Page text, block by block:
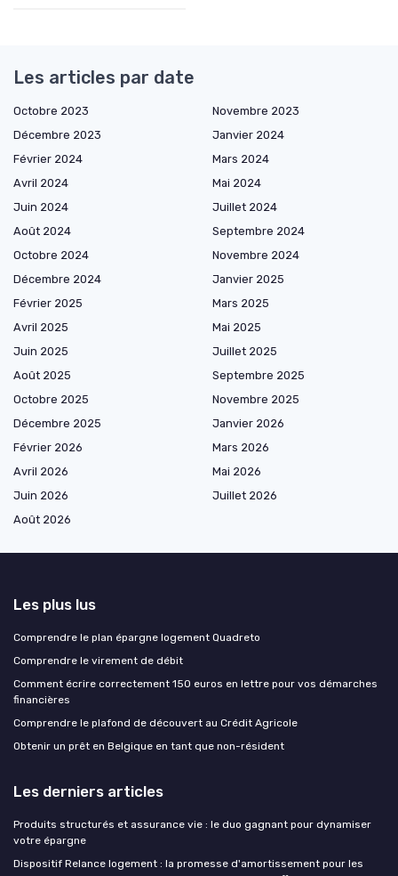
Les articles par date
Octobre 2023
Novembre 2023
Décembre 2023
Janvier 2024
Février 2024
Mars 2024
Avril 2024
Mai 2024
Juin 2024
Juillet 2024
Août 2024
Septembre 2024
Octobre 2024
Novembre 2024
Décembre 2024
Janvier 2025
Février 2025
Mars 2025
Avril 2025
Mai 2025
Juin 2025
Juillet 2025
Août 2025
Septembre 2025
Octobre 2025
Novembre 2025
Décembre 2025
Janvier 2026
Février 2026
Mars 2026
Avril 2026
Mai 2026
Juin 2026
Juillet 2026
Août 2026
Les plus lus
Comprendre le plan épargne logement Quadreto
Comprendre le virement de débit
Comment écrire correctement 150 euros en lettre pour vos démarches
financières
Comprendre le plafond de découvert au Crédit Agricole
Obtenir un prêt en Belgique en tant que non-résident
Les derniers articles
Produits structurés et assurance vie : le duo gagnant pour dynamiser
votre épargne
Dispositif Relance logement : la promesse d'amortissement pour les